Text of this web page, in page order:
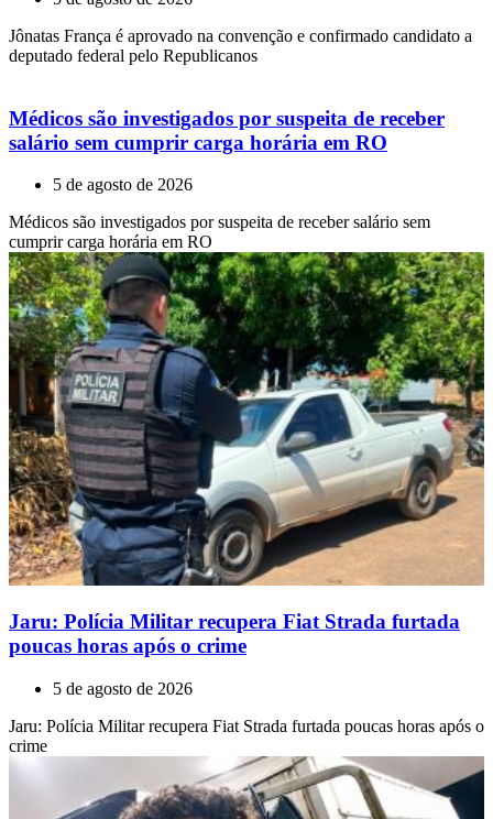
Jônatas França é aprovado na convenção e confirmado candidato a
deputado federal pelo Republicanos
Médicos são investigados por suspeita de receber
salário sem cumprir carga horária em RO
5 de agosto de 2026
Médicos são investigados por suspeita de receber salário sem
cumprir carga horária em RO
Jaru: Polícia Militar recupera Fiat Strada furtada
poucas horas após o crime
5 de agosto de 2026
Jaru: Polícia Militar recupera Fiat Strada furtada poucas horas após o
crime